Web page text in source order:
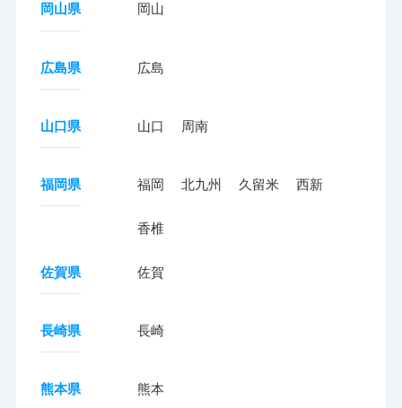
岡山県 岡山
広島県 広島
山口県 山口 周南
福岡県 福岡 北九州 久留米 西新
香椎
佐賀県 佐賀
長崎県 長崎
熊本県 熊本